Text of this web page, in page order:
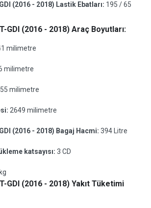
(2016 - 2018) Lastik Ebatları: 195 / 65
GDI (2016 - 2018) Araç Boyutları:
milimetre
milimetre
milimetre
2649 milimetre
(2016 - 2018) Bagaj Hacmi: 394 Litre
katsayısı: 3 CD
GDI (2016 - 2018) Yakıt Tüketimi